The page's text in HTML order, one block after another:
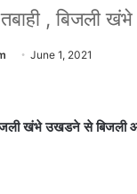
, बिजली
June 1, 2021
खंभे उखडने से बिजली